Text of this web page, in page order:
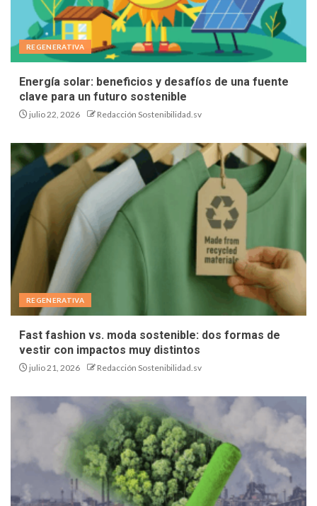
REGENERATIVA
Energía solar: beneficios y desafíos de una fuente
clave para un futuro sostenible
julio 22, 2026 Redacción Sostenibilidad.sv
REGENERATIVA
Fast fashion vs. moda sostenible: dos formas de
vestir con impactos muy distintos
julio 21, 2026 Redacción Sostenibilidad.sv